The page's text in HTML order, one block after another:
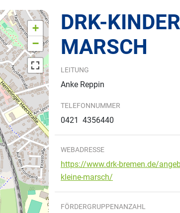
DRK-
MARSCH
LEITUNG
Anke Reppin
TELEFONNUMMER
0421 4356440
WEBADRESSE
https://www.drk-bremen.de/
kleine-marsch/
FÖRDERGRUPPENANZAHL
+
−